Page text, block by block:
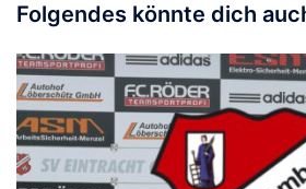
Folgendes könnte dich